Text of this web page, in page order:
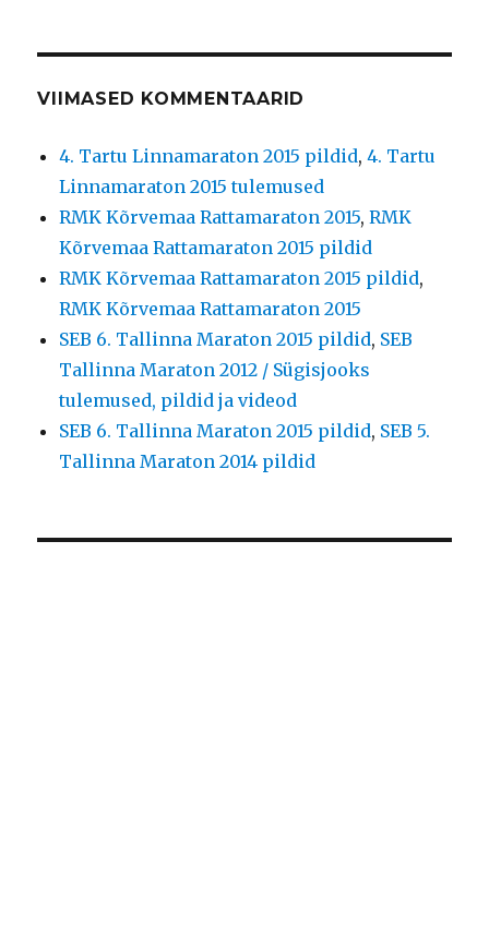
VIIMASED KOMMENTAARID
4. Tartu Linnamaraton 2015 pildid,4. Tartu
Linnamaraton 2015 tulemused
RMK Kõrvemaa Rattamaraton 2015,RMK
Kõrvemaa Rattamaraton 2015 pildid
RMK Kõrvemaa Rattamaraton 2015 pildid,
RMK Kõrvemaa Rattamaraton 2015
SEB 6. Tallinna Maraton 2015 pildid, SEB
Tallinna Maraton 2012 / Sügisjooks
tulemused, pildid ja videod
SEB 6. Tallinna Maraton 2015 pildid, SEB 5.
Tallinna Maraton 2014 pildid